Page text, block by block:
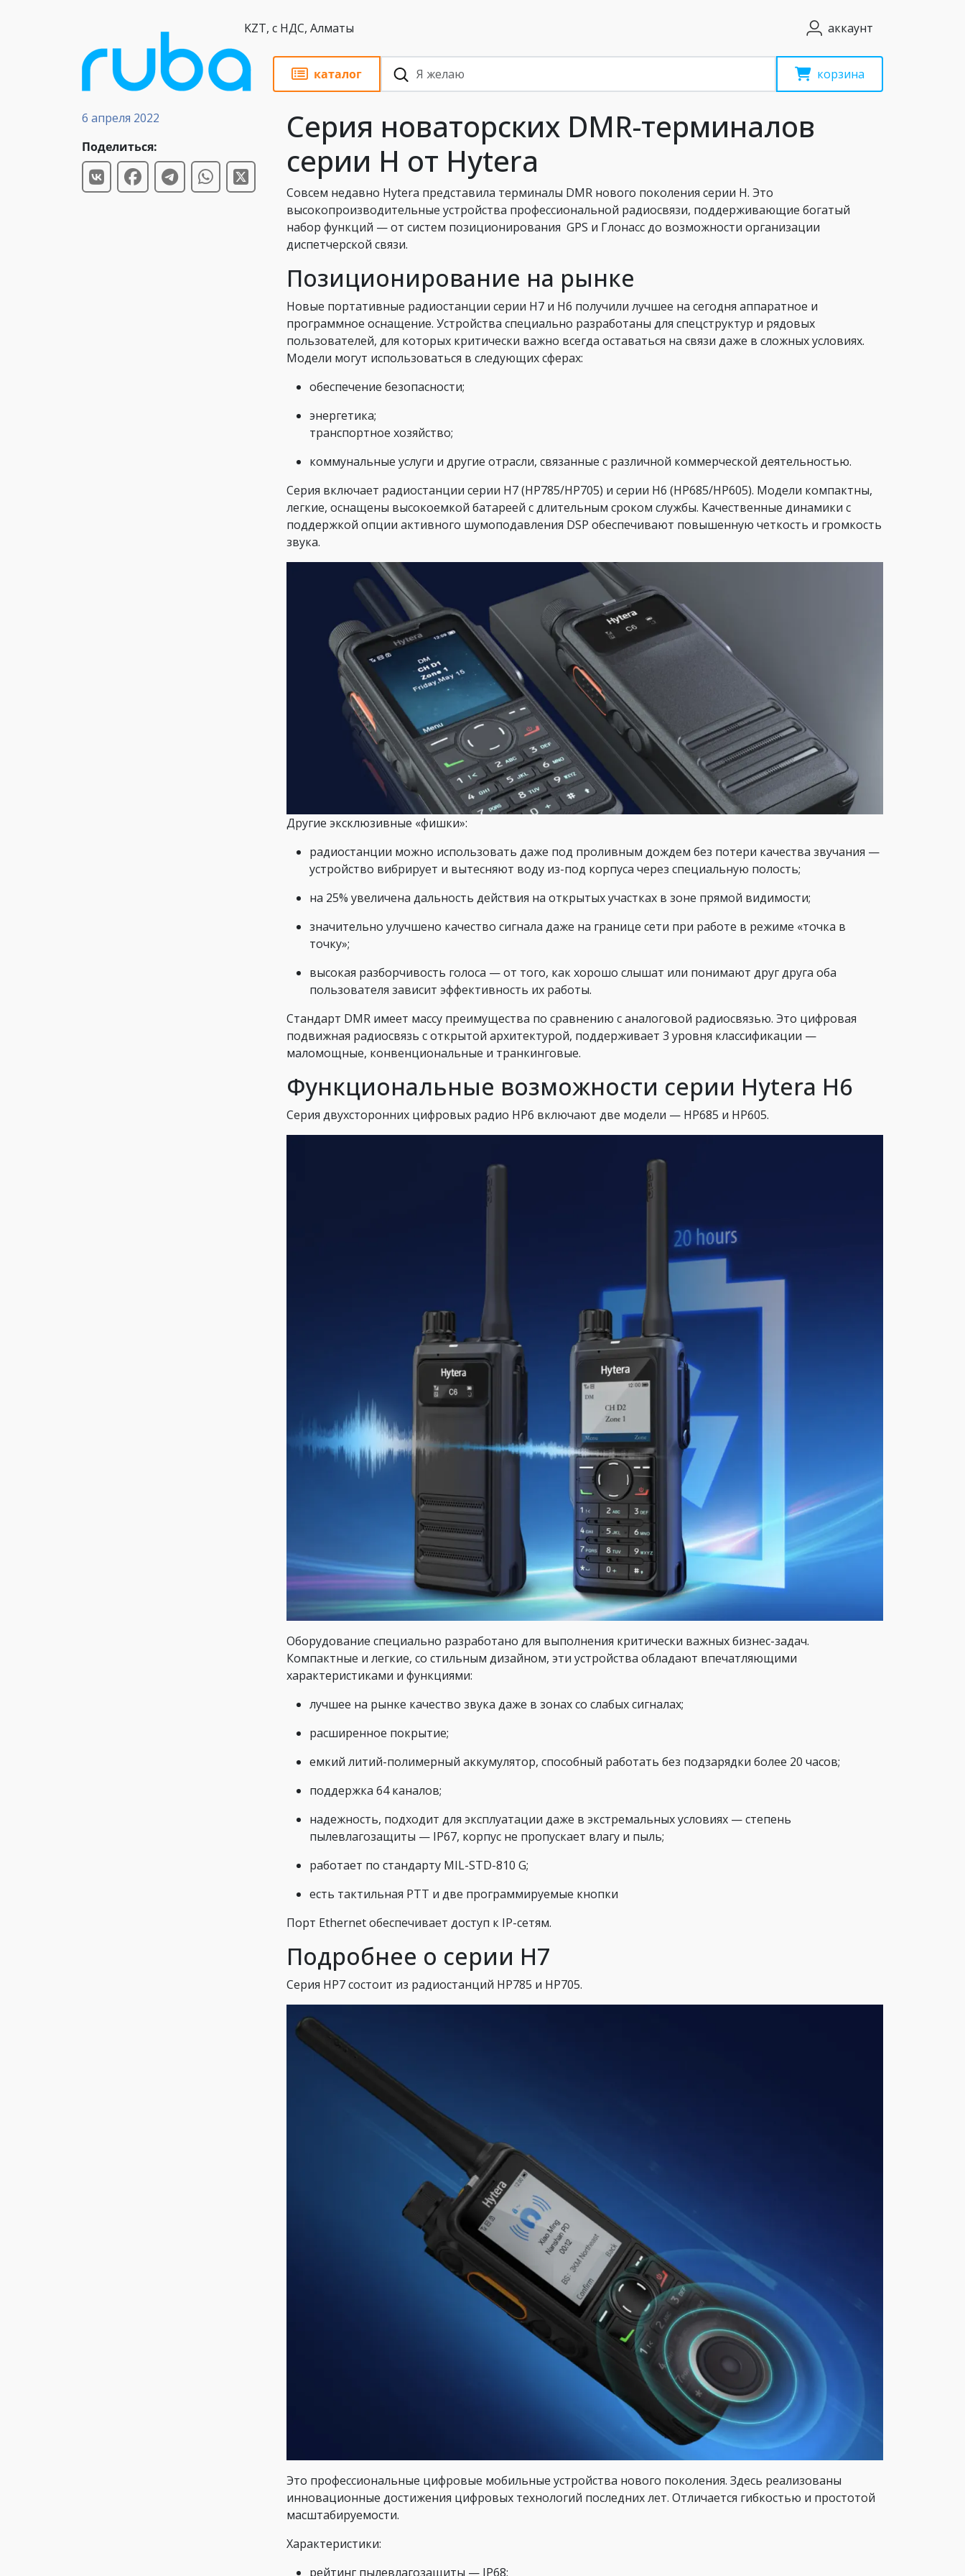
KZT, с НДС, Алматы аккаунт
каталог корзина
Новости
6 апреля 2022
Поделиться:
Серия новаторских DMR-терминалов
серии H от Hytera
Совсем недавно Hytera представила терминалы DMR нового поколения серии H. Это
высокопроизводительные устройства профессиональной радиосвязи, поддерживающие богатый
набор функций — от систем позиционирования GPS и Глонасс до возможности организации
диспетчерской связи.
Позиционирование на рынке
Новые портативные радиостанции серии H7 и H6 получили лучшее на сегодня аппаратное и
программное оснащение. Устройства специально разработаны для спецструктур и рядовых
пользователей, для которых критически важно всегда оставаться на связи даже в сложных условиях.
Модели могут использоваться в следующих сферах:
обеспечение безопасности;
энергетика;
транспортное хозяйство;
коммунальные услуги и другие отрасли, связанные с различной коммерческой деятельностью.
Серия включает радиостанции серии H7 (HP785/HP705) и серии H6 (HP685/HP605). Модели компактны,
легкие, оснащены высокоемкой батареей с длительным сроком службы. Качественные динамики с
поддержкой опции активного шумоподавления DSP обеспечивают повышенную четкость и громкость
звука.
Другие эксклюзивные «фишки»:
радиостанции можно использовать даже под проливным дождем без потери качества звучания —
устройство вибрирует и вытесняют воду из-под корпуса через специальную полость;
на 25% увеличена дальность действия на открытых участках в зоне прямой видимости;
значительно улучшено качество сигнала даже на границе сети при работе в режиме «точка в
точку»;
высокая разборчивость голоса — от того, как хорошо слышат или понимают друг друга оба
пользователя зависит эффективность их работы.
Стандарт DMR имеет массу преимущества по сравнению с аналоговой радиосвязью. Это цифровая
подвижная радиосвязь с открытой архитектурой, поддерживает 3 уровня классификации —
маломощные, конвенциональные и транкинговые.
Функциональные возможности серии Hytera H6
Серия двухсторонних цифровых радио HP6 включают две модели — HP685 и HP605.
Оборудование специально разработано для выполнения критически важных бизнес-задач.
Компактные и легкие, со стильным дизайном, эти устройства обладают впечатляющими
характеристиками и функциями:
лучшее на рынке качество звука даже в зонах со слабых сигналах;
расширенное покрытие;
емкий литий-полимерный аккумулятор, способный работать без подзарядки более 20 часов;
поддержка 64 каналов;
надежность, подходит для эксплуатации даже в экстремальных условиях — степень
пылевлагозащиты — IP67, корпус не пропускает влагу и пыль;
работает по стандарту MIL-STD-810 G;
есть тактильная РТТ и две программируемые кнопки
Порт Ethernet обеспечивает доступ к IP-сетям.
Подробнее о серии H7
Серия HP7 состоит из радиостанций HP785 и HP705.
Это профессиональные цифровые мобильные устройства нового поколения. Здесь реализованы
инновационные достижения цифровых технологий последних лет. Отличается гибкостью и простотой
масштабируемости.
Характеристики:
рейтинг пылевлагозащиты — IP68;